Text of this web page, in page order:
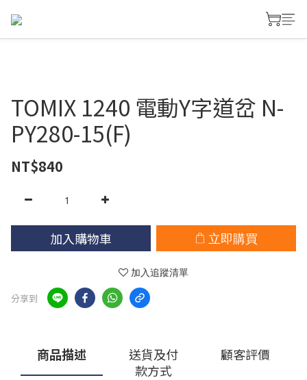
TOMIX 1240 電動Y字道岔 N-
PY280-15(F)
NT$840
加入購物車 立即購買
加入追蹤清單
分享到
商品描述
送貨及付
款方式
顧客評價